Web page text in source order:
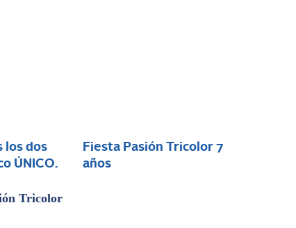
los dos
ÚNICO.
Fiesta Pasión Tricolor 7
años
Tricolor